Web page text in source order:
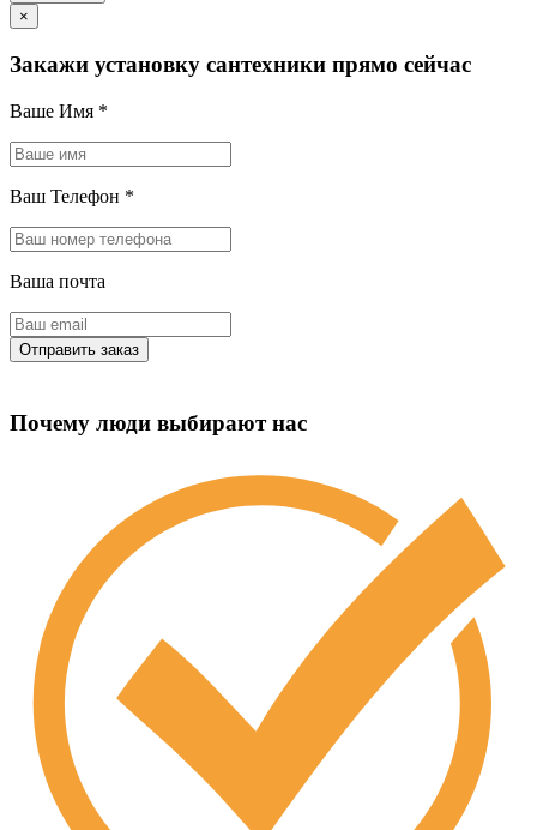
×
Закажи установку сантехники прямо сейчас
Ваше Имя *
Ваш Телефон *
Ваша почта
Почему люди выбирают нас